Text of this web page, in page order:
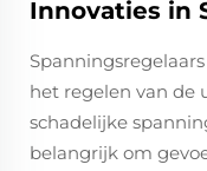
Innovaties in
het regelen van de
schadelijke
belangrijk om